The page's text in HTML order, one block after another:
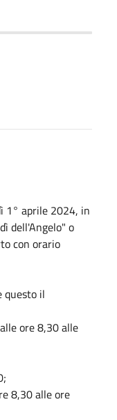
1° aprile 2024, in
dell'Angelo" o
con orario
questo il
ore 8,30 alle
8,30 alle ore